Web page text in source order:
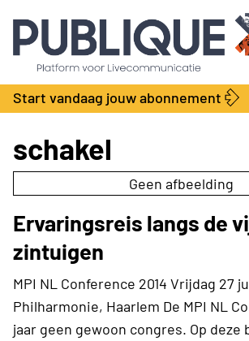
Industry Dashboard
Vacatures
Kalender
Producten
Bedrijvengids
Locatie Finder
Contact
Over ons
Adverteren
Abonnementen
Start vandaag jouw abonnement
schakel
Geen afbeelding
Ervaringsreis langs de
zintuigen
MPI NL Conference 2014 Vrijdag 27
Philharmonie, Haarlem De MPI NL
jaar geen gewoon congres. Op deze